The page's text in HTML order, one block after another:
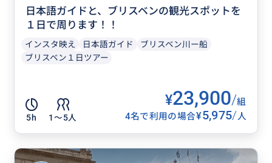
日本語ガイドと、ブリスベンの観光スポットを
１日で周ります！！
インスタ映え 日本語ガイド
ブリスベン川ー船
ブリスベン１日ツアー
5h 1〜5人
¥23,900/組
4名で利用の場合¥5,975/人